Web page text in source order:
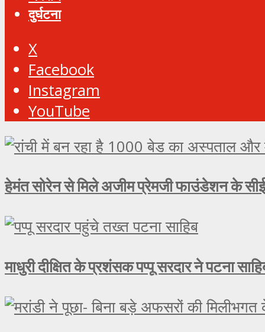
दुर्घटना
X
Facebook
Instagram
YouTube
हेमंत सोरेन से मिले अजीम प्रेमजी फाउंडेशन के
माधुरी दीक्षित के प्रशंसक पप्पू सरदार ने पटना